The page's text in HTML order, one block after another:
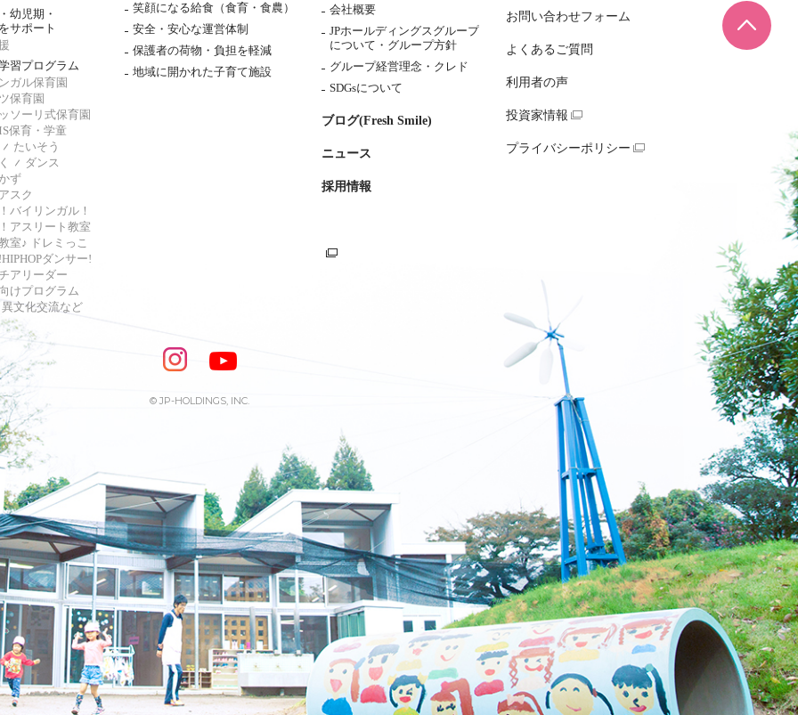
ページ
幼児期・
サポート
習プログラム
ガル保育園
保育園
ソーリ式保育園
保育・学童
たいそう
ダンス
ず
スク
バイリンガル！
アスリート教室
室♪ ドレミっこ
ダンサー!
アリーダー
けプログラム
異文化交流など
笑顔になる給食（食育・食農）
安全・安心な運営体制
保護者の荷物・負担を軽減
地域に開かれた子育て施設
会社概要
JPホールディングスグループ
について・ グループ方針
グループ経営理念・クレド
SDGsについて
ブログ(Fresh Smile)
ニュース
採用情報
お問い合わせフォーム
よくあるご質問
利用者の声
投資家情報
プライバシーポリシー
© JP-HOLDINGS, INC.